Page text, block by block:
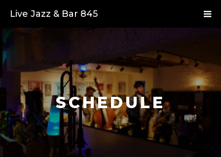
Live Jazz & Bar 845
SCHEDULE